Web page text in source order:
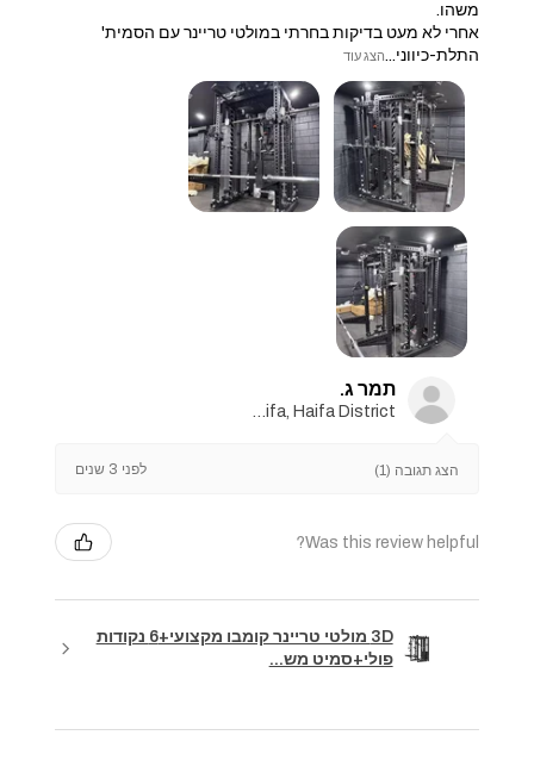
משהו.
אחרי לא מעט בדיקות בחרתי במולטי טריינר עם הסמית'
התלת-כיווני...הצג עוד
תמר ג.
Haifa, Haifa District
הצג תגובה (1) לפני 3 שנים
Was this review helpful?
3D מולטי טריינר קומבו מקצועי+6 נקודות
פולי+סמיט מש...